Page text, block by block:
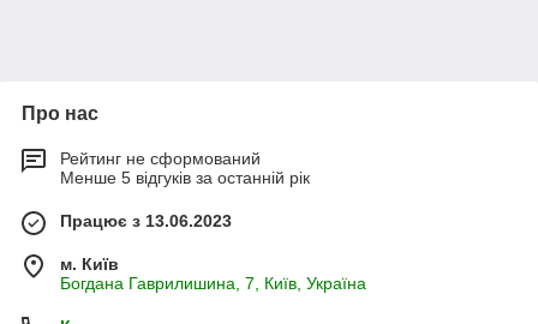
Про нас
Рейтинг не сформований
Менше 5 відгуків за останній рік
Працює з 13.06.2023
м. Київ
Богдана Гаврилишина, 7, Київ, Україна